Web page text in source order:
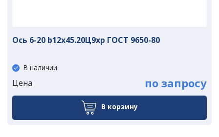
Ось 6-20 b12х45.20Ц9хр ГОСТ 9650-80
В наличии
Цена по запросу
В корзину